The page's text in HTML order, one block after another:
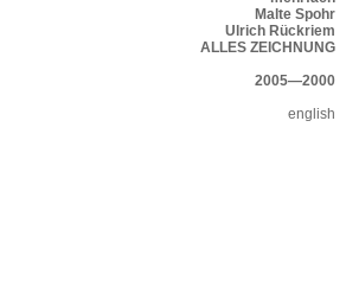
Malte Spohr
Ulrich Rückriem
ALLES ZEICHNUNG
2005—2000
english